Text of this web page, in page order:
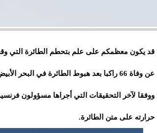
ووفقا لآخر التحقيقات التي أجراها مسؤولون
حرارته على متن الطائرة.